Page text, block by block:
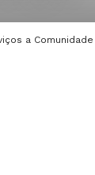
a Comunidade